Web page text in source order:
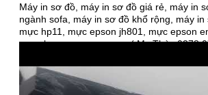
Máy in sơ đồ, máy in sơ đồ giá rẻ, máy in
ngành sofa, máy in sơ đồ khổ rộng, máy in
mực hp11, mực epson jh801, mực epson
mực, bơm mực, sạc mực ( Ms Thùy 0378